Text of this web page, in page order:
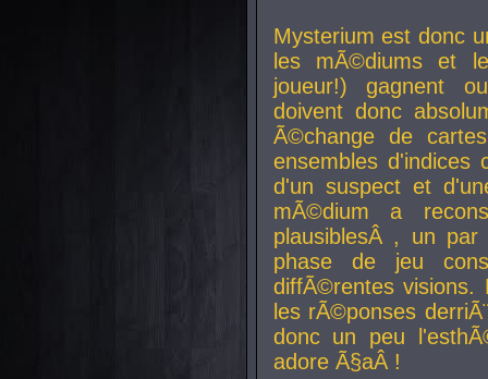
Mysterium est donc
les mÃ©diums et
joueur!) gagnent
doivent donc
Ã©change de
ensembles d'indices
d'un suspect et
mÃ©dium a
plausiblesÂ , un par
phase de jeu
diffÃ©rentes visions.
les rÃ©ponses
donc un peu
adore Ã§aÂ !